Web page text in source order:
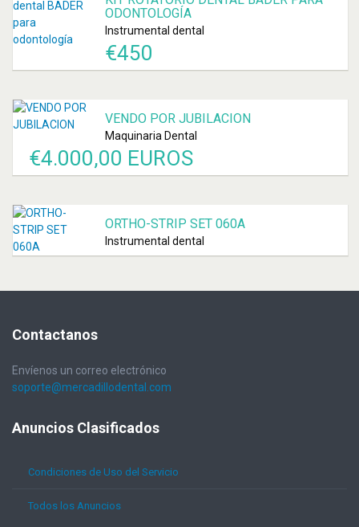
ODONTOLOGÍA
Instrumental dental
€450
VENDO POR JUBILACION
Maquinaria Dental
€4.000,00 EUROS
ORTHO-STRIP SET 060A
Instrumental dental
Contactanos
Envíenos un correo electrónico
soporte@mercadillodental.com
Anuncios Clasificados
Condiciones de Uso del Servicio
Todos los Anuncios